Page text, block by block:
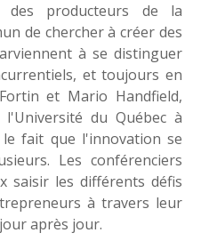
des producteurs de la
de chercher à créer des
à se distinguer
et toujours en
et Mario Handfield,
du Québec à
fait que l'innovation se
Les conférenciers
saisir les différents défis
à travers leur
après jour.